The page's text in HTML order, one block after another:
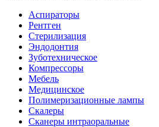
Аспираторы
Рентген
Стерилизация
Эндодонтия
Зуботехническое
Компрессоры
Мебель
Медицинское
Полимеризационные лампы
Скалеры
Сканеры интраоральные